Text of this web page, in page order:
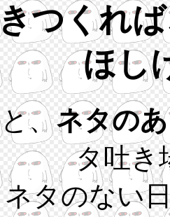
つくれ
ほし
、ネタの
タ吐き
ネタのない